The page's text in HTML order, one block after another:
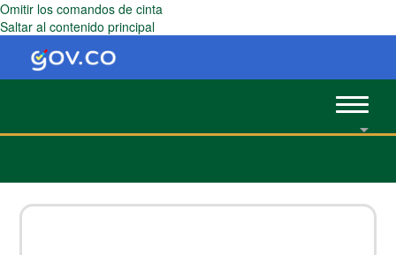
Omitir los comandos de cinta
Saltar al contenido principal
Toggle